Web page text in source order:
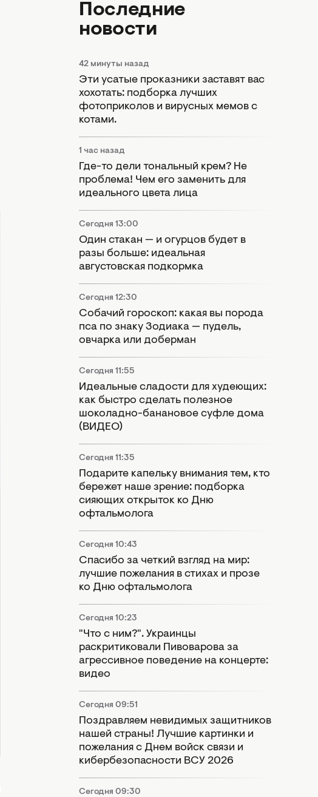
Последние
новости
42 минуты назад
Эти усатые проказники заставят вас
хохотать: подборка лучших
фотоприколов и вирусных мемов с
котами.
1 час назад
Где-то дели тональный крем? Не
проблема! Чем его заменить для
идеального цвета лица
Сегодня 13:00
Один стакан — и огурцов будет в
разы больше: идеальная
августовская подкормка
Сегодня 12:30
Собачий гороскоп: какая вы порода
пса по знаку Зодиака — пудель,
овчарка или доберман
Сегодня 11:55
Идеальные сладости для худеющих:
как быстро сделать полезное
шоколадно-банановое суфле дома
(ВИДЕО)
Сегодня 11:35
Подарите капельку внимания тем, кто
бережет наше зрение: подборка
сияющих открыток ко Дню
офтальмолога
Сегодня 10:43
Спасибо за четкий взгляд на мир:
лучшие пожелания в стихах и прозе
ко Дню офтальмолога
Сегодня 10:23
"Что с ним?". Украинцы
раскритиковали Пивоварова за
агрессивное поведение на концерте:
видео
Сегодня 09:51
Поздравляем невидимых защитников
нашей страны! Лучшие картинки и
пожелания с Днем войск связи и
кибербезопасности ВСУ 2026
Сегодня 09:30